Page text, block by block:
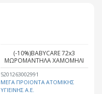
5201263002991
ΜΕΓΑ ΠΡΟΙΟΝΤΑ ΑΤΟΜΙΚΗΣ
ΥΓΙΕΙΝΗΣ Α.Ε.
(-10%)BABYCARE 72x3
ΜΩΡΟΜΑΝΤΗΛΑ ΧΑΜΟΜΗΛΙ